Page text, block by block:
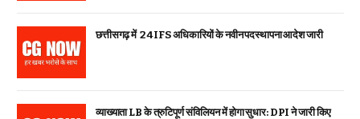
छत्तीसगढ़ में 24 IFS अधिकारियों के नवीन पदस्थापना आदेश जारी
व्याख्याता LB के त्रुटिपूर्ण संविलियन में होगा सुधार: DPI ने जारी किए